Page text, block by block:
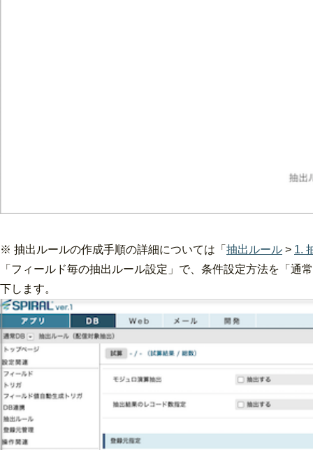
※ 抽出ルールの作成手順の詳細については「 抽出ルール > 1.
「フィールド毎の抽出ルール設定」で、条件設定方法を「
下します。